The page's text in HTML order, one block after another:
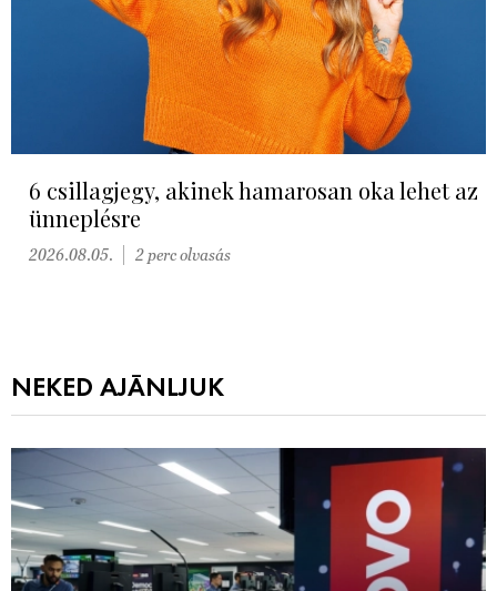
6 csillagjegy, akinek hamarosan oka lehet az
ünneplésre
2026.08.05. 2 perc olvasás
NEKED AJÁNLJUK